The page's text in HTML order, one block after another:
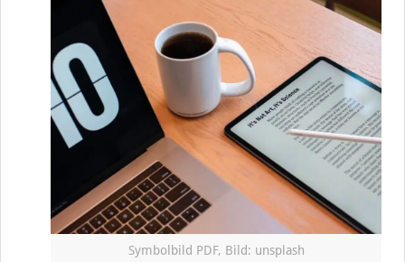
Symbolbild PDF, Bild: unsplash